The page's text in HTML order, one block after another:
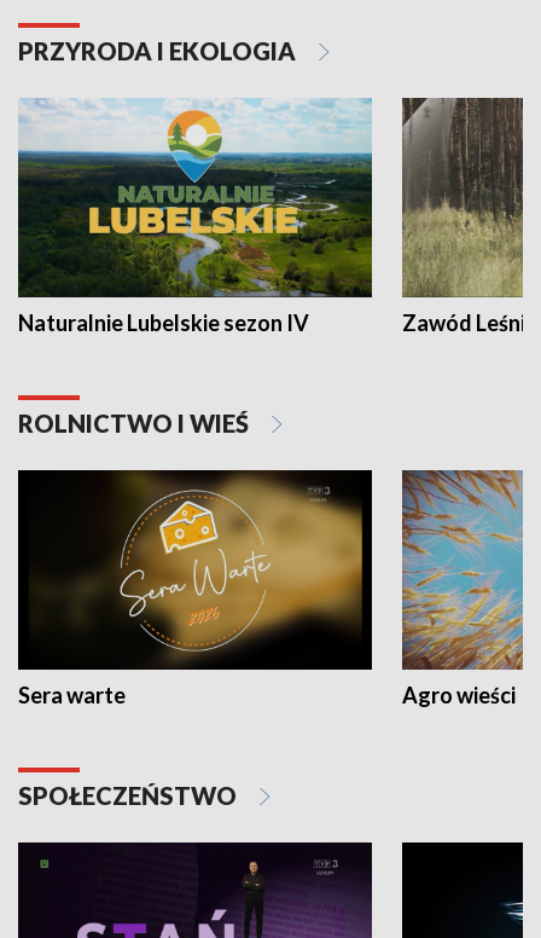
PRZYRODA I EKOLOGIA
Naturalnie Lubelskie sezon IV Zawód Leśnik
ROLNICTWO I WIEŚ
Sera warte Agro wieści
SPOŁECZEŃSTWO